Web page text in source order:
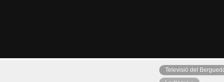
Ahir
Televisió del